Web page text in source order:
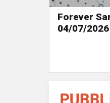
Forever
04/07/2026